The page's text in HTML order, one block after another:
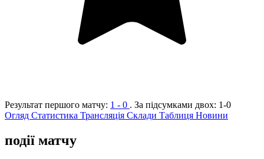
Результат першого матчу: 1 - 0 . За підсумками двох: 1-0
Огляд Статистика Трансляція Склади Таблиця Новини
події матчу